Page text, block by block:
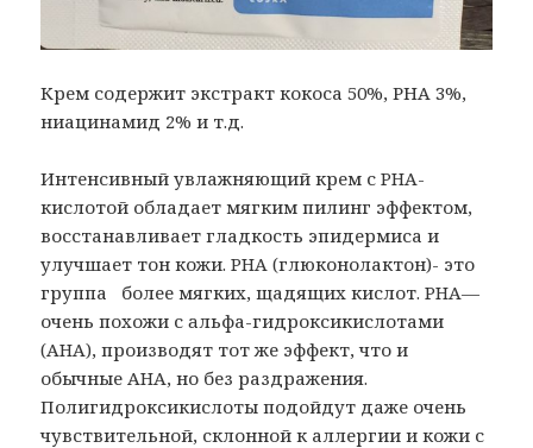
Крем содержит экстракт кокоса 50%, РНА 3%,
ниацинамид 2% и т.д.
Интенсивный увлажняющий крем с PHA-
кислотой обладает мягким пилинг эффектом,
восстанавливает гладкость эпидермиса и
улучшает тон кожи. PHA (глюконолактон)- это
группа более мягких, щадящих кислот. PHA—
очень похожи с aльфа-гидроксикислотами
(AHA), производят тот же эффект, что и
обычные AHA, но без раздражения.
Полигидроксикислоты подойдут даже очень
чувствительной, склонной к аллергии и кожи с